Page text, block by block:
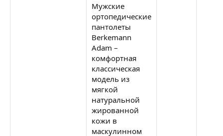
Мужские
ортопедические
пантолеты
Berkemann
Adam –
комфортная
классическая
модель из
мягкой
натуральной
жированной
кожи в
маскулинном